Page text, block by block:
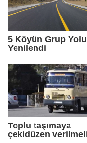
5 Köyün Grup Yolu
Yenilendi
Toplu taşımaya
çekidüzen verilmeli